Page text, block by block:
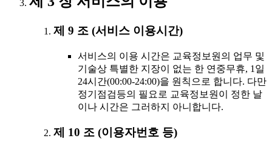
제 9 조 (서비스 이용시간)
서비스의 이용 시간은 교육정보원의 업무 및
기술상 특별한 지장이 없는 한 연중무휴, 1일
24시간(00:00-24:00)을 원칙으로 합니다. 다만
정기점검등의 필요로 교육정보원이 정한 날
이나 시간은 그러하지 아니합니다.
제 10 조 (이용자번호 등)